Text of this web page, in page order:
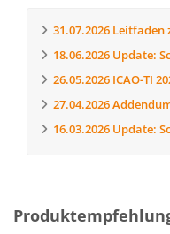
31.07.2026 Leitfaden
18.06.2026 Update:
26.05.2026 ICAO-TI
27.04.2026
16.03.2026 Update: